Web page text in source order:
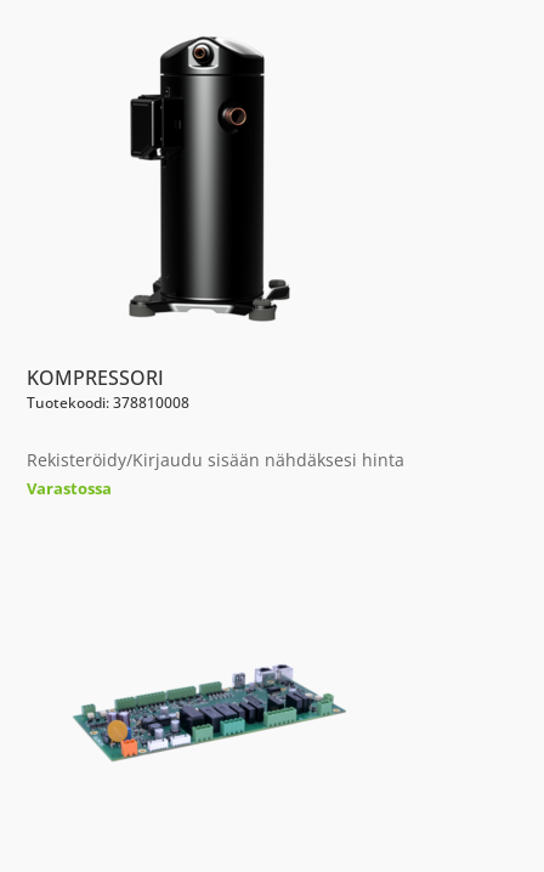
KOMPRESSORI
Tuotekoodi: 378810008
Rekisteröidy/Kirjaudu sisään nähdäksesi hinta
Varastossa